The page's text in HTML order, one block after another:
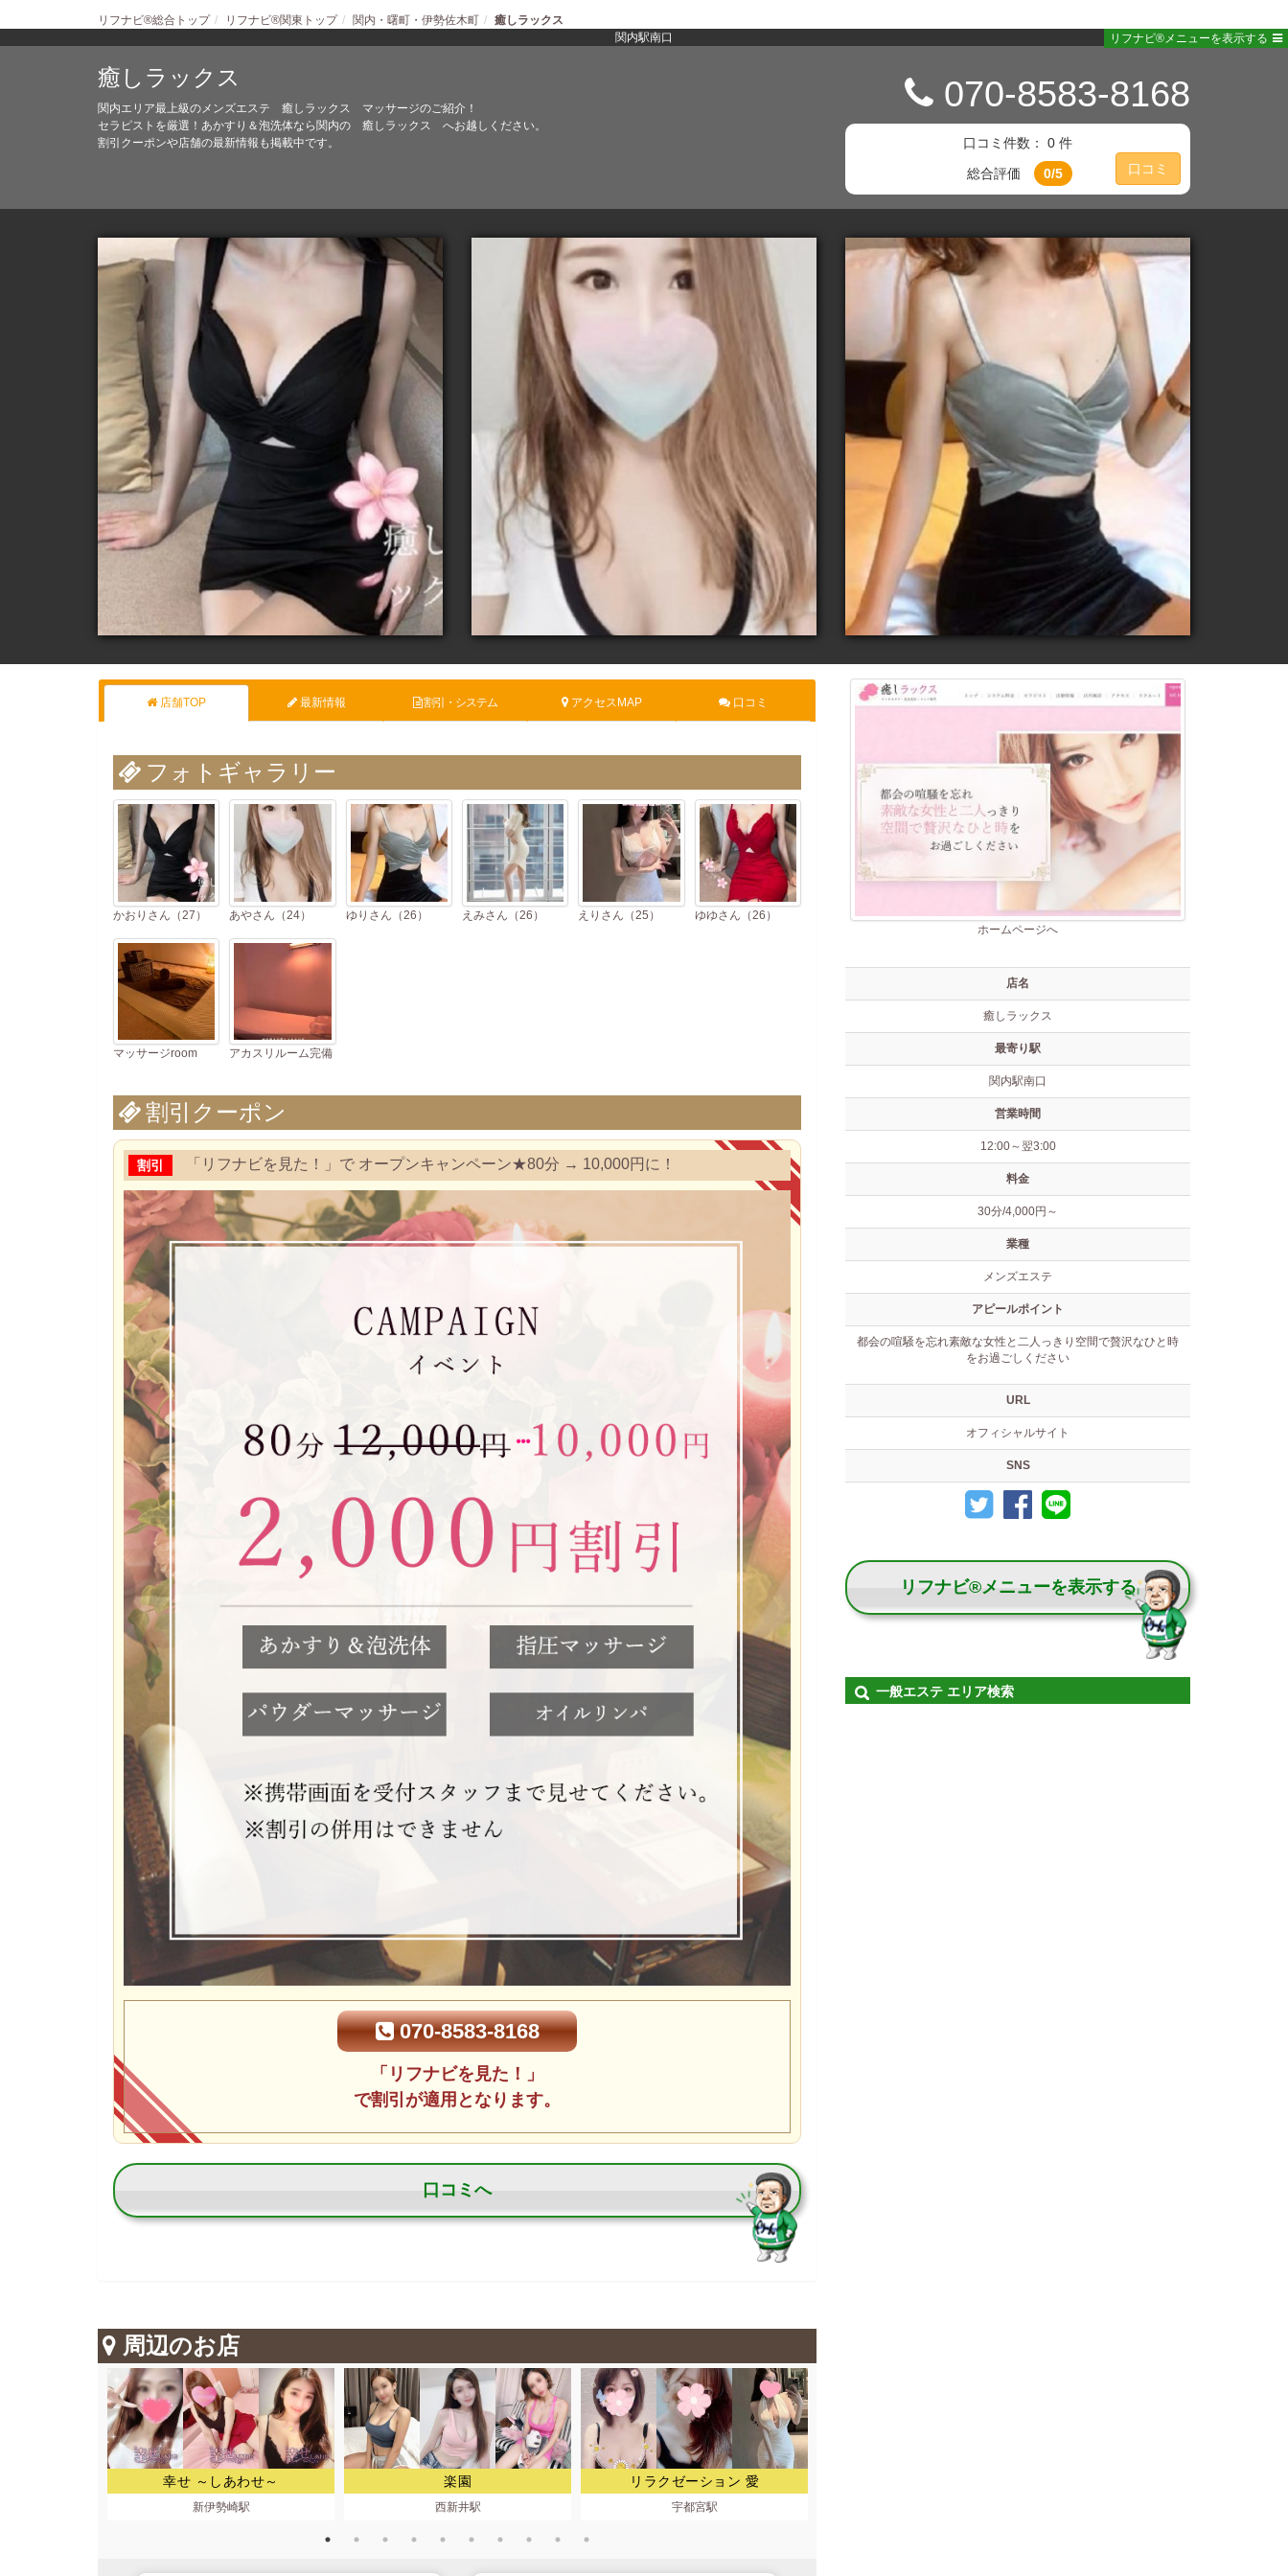
リフナビ®総合トップ リフナビ®関東トップ 関内・曙町・伊勢佐木町
癒しラックス
関内駅南口
リフナビ®メニューを表示する
癒しラックス
関内エリア最上級のメンズエステ 癒しラックス マッサージのご紹介！
セラピストを厳選！あかすり＆泡洗体なら関内の 癒しラックス へお越しください。
割引クーポンや店舗の最新情報も掲載中です。
070-8583-8168
口コミ件数： 0 件
総合評価
0/5 口コミ
店舗TOP 最新情報 割引・システム アクセスMAP 口コミ
フォトギャラリー
かおりさん（27） あやさん（24） ゆりさん（26） えみさん（26） えりさん（25） ゆゆさん（26）
マッサージroom アカスリルーム完備
割引クーポン
割引 「リフナビを見た！」で オープンキャンペーン★80分 → 10,000円に！
070-8583-8168
「リフナビを見た！」
で割引が適用となります。
口コミへ
周辺のお店
幸せ ～しあわせ～
新伊勢崎駅
楽園
西新井駅
リラクゼーション 愛
宇都宮駅
ホームページへ
店名
癒しラックス
最寄り駅
関内駅南口
営業時間
12:00～翌3:00
料金
30分/4,000円～
業種
メンズエステ
アピールポイント
都会の喧騒を忘れ素敵な女性と二人っきり空間で贅沢なひと時
をお過ごしください
URL
オフィシャルサイト
SNS
リフナビ®メニューを表示する
一般エステ エリア検索